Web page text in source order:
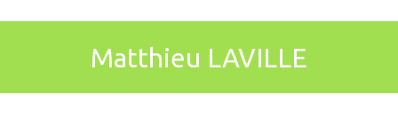
Matthieu LAVILLE